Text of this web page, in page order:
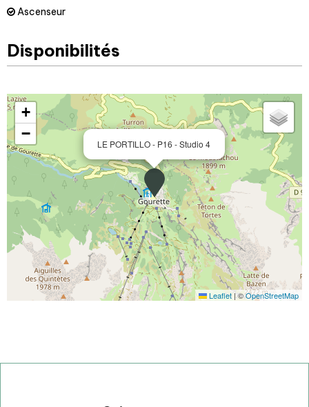
Ascenseur
Disponibilités
LE PORTILLO - P16 - Studio 4
+
−
Leaflet |©OpenStreetMap